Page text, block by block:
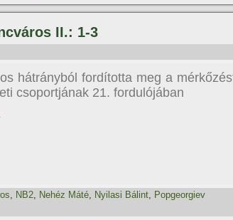
II.: 1-3
hátrányból fordí­totta meg a
csoportjának 21. fordulójában
, NB2, Nehéz Máté, Nyilasi Bálint, Popgeorgiev